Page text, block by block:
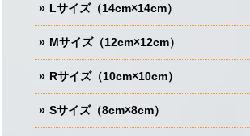
Lサイズ（14cm×14cm）
Mサイズ（12cm×12cm）
Rサイズ（10cm×10cm）
Sサイズ（8cm×8cm）